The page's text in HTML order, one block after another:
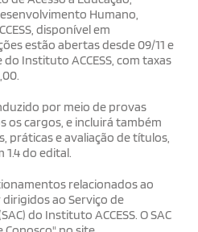
Humano,
disponível em
estão abertas desde 09/11 e
Instituto ACCESS, com taxas
por meio de provas
cargos, e incluirá também
práticas e avaliação de títulos,
do edital.
relacionados ao
ao Serviço de
do Instituto ACCESS. O SAC